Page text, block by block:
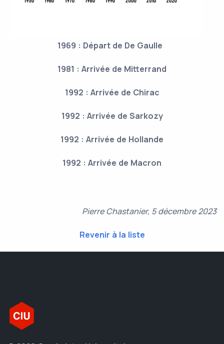
1969 : Départ de De Gaulle
1981 : Arrivée de Mitterrand
1992 : Arrivée de Chirac
1992 : Arrivée de Sarkozy
1992 : Arrivée de Hollande
1992 : Arrivée de Macron
Pierre Chastanier, 5 décembre 2023
Revenir à la liste